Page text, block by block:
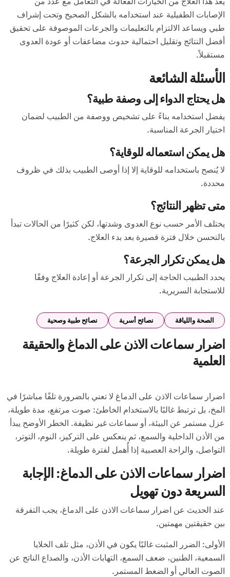
الإصابات الطفيلية عند استخدامه بالشكل الصحيح وتحت إشراف
طبي ويساعد الالتزام بالتعليمات والجرعات الموصوفة على تحقيق
أفضل النتائج وتقليل احتمالية حدوث مضاعفات أو عودة العدوى
مستقبلاً.
الأسئلة الشائعة
هل يحتاج الدواء إلى وصفة طبية؟
يفضل استخدامه بناءً على تشخيص ووصفة من الطبيب لضمان
اختيار الجرعة المناسبة.
هل يمكن استعماله للوقاية؟
لا يُنصح باستخدامه للوقاية إلا إذا أوصى الطبيب بذلك في ظروف
محددة.
متى تظهر النتائج؟
يختلف الأمر حسب نوع العدوى وشدتها، لكن كثيرًا من الحالات تبدأ
بالتحسن خلال فترة قصيرة بعد بدء العلاج.
هل يمكن تكرار الجرعة؟
يحدد الطبيب الحاجة إلى تكرار الجرعة أو إعادة العلاج وفقًا
للاستجابة السريرية.
الصحة واللياقة نصائح أسرية نصائح طبية وصحية
اضرار سماعات الاذن على الدماغ والحقيقة
العلمية
اضرار سماعات الاذن على الدماغ لا تعني بالضرورة تلفًا مباشرًا في
المخ، بل ترتبط غالبًا بالاستخدام الخاطئ: صوت مرتفع، مدة طويلة،
عزل مستمر عن البيئة، أو سماعات غير نظيفة. الخطر الأوضح يبدأ
من الأذن الداخلية والسمع، ثم ينعكس على التركيز، النوم، التوتر،
التواصل، والراحة العصبية إذا أُهمل لفترة طويلة.
اضرار سماعات الاذن على الدماغ: الإجابة
السريعة دون تهويل
عند الحديث عن اضرار سماعات الاذن على الدماغ، يجب التفرقة
بين حقيقتين مهمتين.
الأولى: الضرر المثبت غالبًا يكون في الأذن، مثل تلف الخلايا
السمعية، الطنين، ضعف السمع، التهابات الأذن، والصداع الناتج عن
الصوت العالي أو الضغط المستمر.